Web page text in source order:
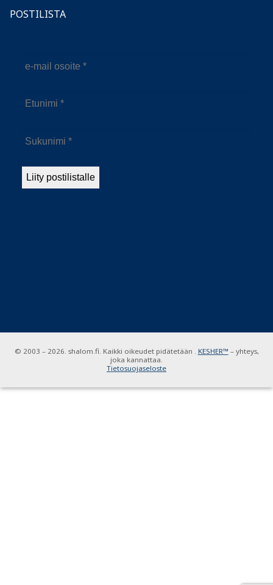
POSTILISTA
© 2003 – 2026. shalom.fi. Kaikki oikeudet pidätetään . KESHER™ – yhteys,
joka kannattaa.
Tietosuojaseloste